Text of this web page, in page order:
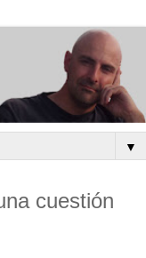
▼
cuestión